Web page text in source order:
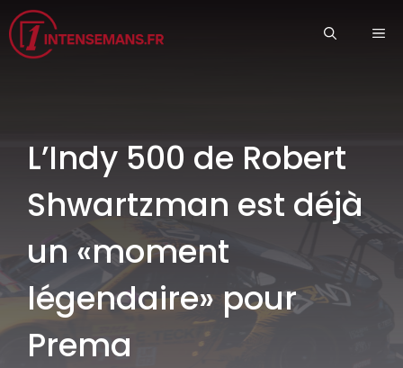
Aller
au
contenu
L’Indy 500 de Robert
Shwartzman est déjà
un «moment
légendaire» pour
Prema